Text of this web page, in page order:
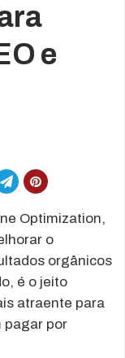
e
Optimization,
o
orgânicos
é o jeito
atraente para
pagar por